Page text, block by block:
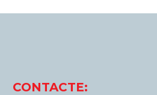
CONTACTE: